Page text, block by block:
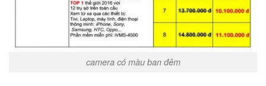
camera có màu ban đêm